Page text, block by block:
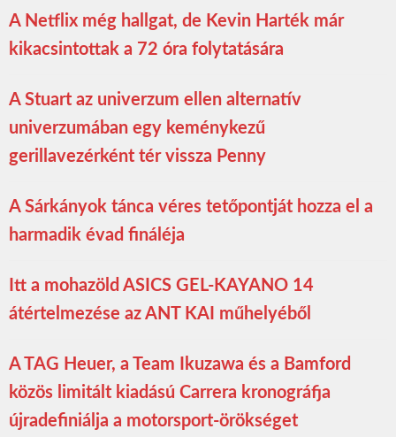
A Netflix még hallgat, de Kevin Harték már
kikacsintottak a 72 óra folytatására
A Stuart az univerzum ellen alternatív
univerzumában egy keménykezű
gerillavezérként tér vissza Penny
A Sárkányok tánca véres tetőpontját hozza el a
harmadik évad fináléja
Itt a mohazöld ASICS GEL-KAYANO 14
átértelmezése az ANT KAI műhelyéből
A TAG Heuer, a Team Ikuzawa és a Bamford
közös limitált kiadású Carrera kronográfja
újradefiniálja a motorsport-örökséget